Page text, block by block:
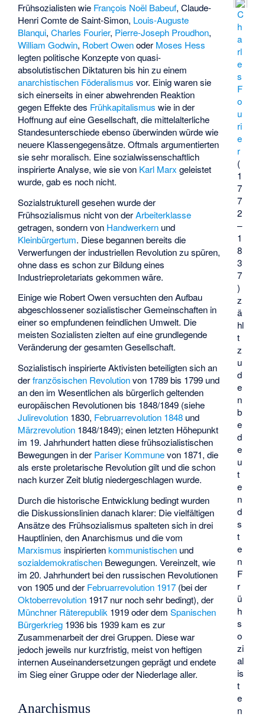
C
h
a
rl
e
s
F
o
u
ri
e
r
(
1
7
7
2
–
1
8
3
7
)
z
ä
hl
t
z
u
d
e
n
b
e
d
e
u
t
e
n
d
s
t
e
n
F
r
ü
h
s
o
zi
al
is
t
e
n
Frühsozialisten wie François Noël Babeuf,Claude-
Henri Comte de Saint-Simon, Louis-Auguste
Blanqui,Charles Fourier, Pierre-Joseph Proudhon,
William Godwin, Robert Owenoder Moses Hess
legten politische Konzepte von quasi-
absolutistischen Diktaturen bis hin zu einem
anarchistischen Föderalismus vor. Einig waren sie
sich einerseits in einer abwehrenden Reaktion
gegen Effekte des Frühkapitalismus wie in der
Hoffnung auf eine Gesellschaft, die mittelalterliche
Standesunterschiede ebenso überwinden würde wie
neuere Klassengegensätze. Oftmals argumentierten
sie sehr moralisch. Eine sozialwissenschaftlich
inspirierte Analyse, wie sie von Karl Marx geleistet
wurde, gab es noch nicht.
Sozialstrukturell gesehen wurde der
Frühsozialismus nicht von derArbeiterklasse
getragen, sondern von Handwerkern und
Kleinbürgertum. Diese begannen bereits die
Verwerfungen der industriellen Revolution zu spüren,
ohne dass es schon zur Bildung eines
Industrieproletariats gekommen wäre.
Einige wie Robert Owen versuchten den Aufbau
abgeschlossener sozialistischer Gemeinschaften in
einer so empfundenen feindlichen Umwelt. Die
meisten Sozialisten zielten auf eine grundlegende
Veränderung der gesamten Gesellschaft.
Sozialistisch inspirierte Aktivisten beteiligten sich an
derfranzösischen Revolutionvon 1789 bis 1799 und
an den im Wesentlichen als bürgerlich geltenden
europäischen Revolutionen bis 1848/1849 (siehe
Julirevolution 1830, Februarrevolution 1848 und
Märzrevolution 1848/1849); einen letzten Höhepunkt
im 19. Jahrhundert hatten diese frühsozialistischen
Bewegungen in der Pariser Kommunevon 1871, die
als erste proletarische Revolution gilt und die schon
nach kurzer Zeit blutig niedergeschlagen wurde.
Durch die historische Entwicklung bedingt wurden
die Diskussionslinien danach klarer: Die vielfältigen
Ansätze des Frühsozialismus spalteten sich in drei
Hauptlinien, den Anarchismus und die vom
Marxismus inspiriertenkommunistischen und
sozialdemokratischen Bewegungen. Vereinzelt, wie
im 20. Jahrhundert bei den russischen Revolutionen
von 1905 und der Februarrevolution 1917 (bei der
Oktoberrevolution 1917 nur noch sehr bedingt), der
Münchner Räterepublik 1919 oder demSpanischen
Bürgerkrieg 1936 bis 1939 kam es zur
Zusammenarbeit der drei Gruppen. Diese war
jedoch jeweils nur kurzfristig, meist von heftigen
internen Auseinandersetzungen geprägt und endete
im Sieg einer Gruppe oder der Niederlage aller.
Anarchismus